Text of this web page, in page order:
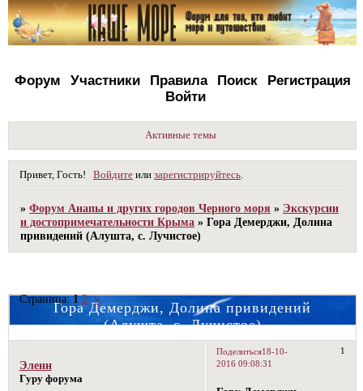
Форум Участники Правила Поиск
Регистрация
Войти
Активные темы
Привет, Гость! Войдите илизарегистрируйтесь
»Форум Анапы и других городов Черного моря » Экскурсии
и достопримечательности Крыма »Гора Демерджи, Долина
привидений (Алушта, с. Лучистое)
Гора Демерджи, Долина привидений
(Алушта, с. Лучистое)
Страница:1 2 »
Поделиться 1
18-10-
2016 09:08:31
Эленн
Гуру форума